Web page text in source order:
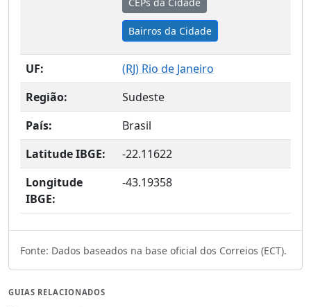
Bairros da Cidade
UF: (RJ) Rio de Janeiro
Região:
Sudeste
País:
Brasil
Latitude IBGE:
-22.11622
Longitude
IBGE:
-43.19358
Fonte: Dados baseados na base oficial dos Correios (ECT).
GUIAS RELACIONADOS